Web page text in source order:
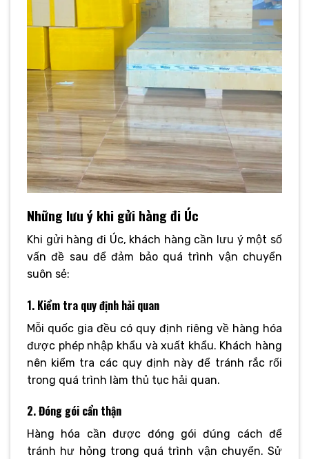
Những lưu ý khi gửi hàng đi Úc
Khi gửi hàng đi Úc, khách hàng cần lưu ý một số
vấn đề sau để đảm bảo quá trình vận chuyển
suôn sẻ:
1. Kiểm tra quy định hải quan
Mỗi quốc gia đều có quy định riêng về hàng hóa
được phép nhập khẩu và xuất khẩu. Khách hàng
nên kiểm tra các quy định này để tránh rắc rối
trong quá trình làm thủ tục hải quan.
2. Đóng gói cẩn thận
Hàng hóa cần được đóng gói đúng cách để
tránh hư hỏng trong quá trình vận chuyển. Sử